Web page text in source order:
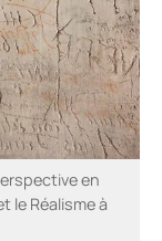
en
le Réalisme à